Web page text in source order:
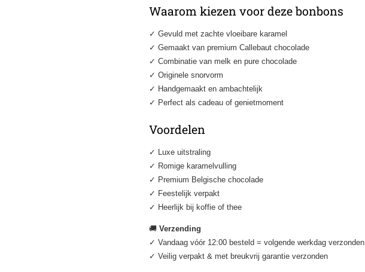
Waarom kiezen voor deze bonbons
✓ Gevuld met zachte vloeibare karamel
✓ Gemaakt van premium Callebaut chocolade
✓ Combinatie van melk en pure chocolade
✓ Originele snorvorm
✓ Handgemaakt en ambachtelijk
✓ Perfect als cadeau of genietmoment
Voordelen
✓ Luxe uitstraling
✓ Romige karamelvulling
✓ Premium Belgische chocolade
✓ Feestelijk verpakt
✓ Heerlijk bij koffie of thee
🚚 Verzending
✓ Vandaag vóór 12:00 besteld = volgende werkdag verzonden
✓ Veilig verpakt & met breukvrij garantie verzonden